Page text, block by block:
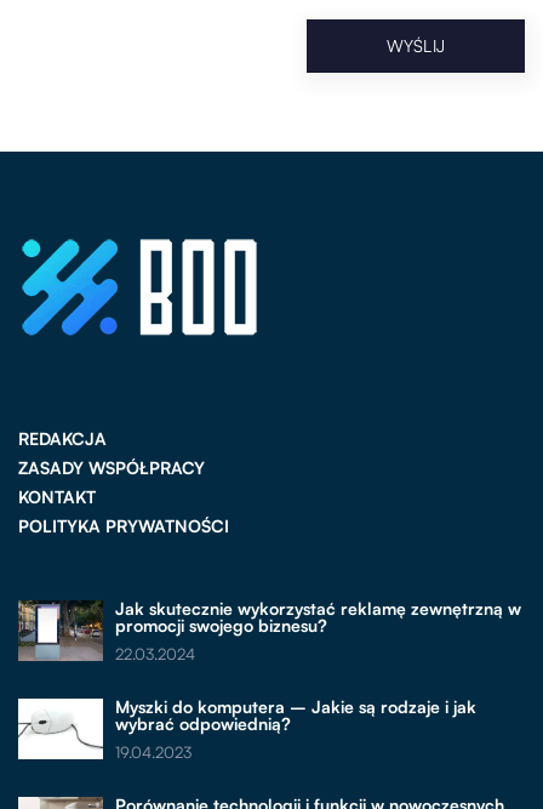
REDAKCJA
ZASADY WSPÓŁPRACY
KONTAKT
POLITYKA PRYWATNOŚCI
Jak skutecznie wykorzystać reklamę zewnętrzną w
promocji swojego biznesu?
22.03.2024
Myszki do komputera – Jakie są rodzaje i jak
wybrać odpowiednią?
19.04.2023